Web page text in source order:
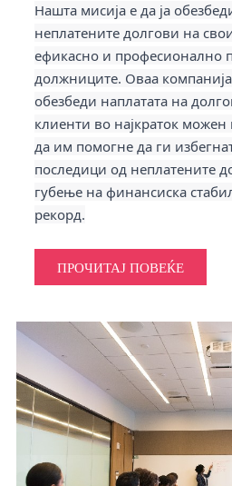
Нашта мисија е да ја
неплатените долгови на
ефикасно и професионално
должниците. Оваа компанија
обезбеди наплатата на
клиенти во најкраток
да им помогне да ги
последици од неплатените
губење на финансиска
рекорд.
ПРОЧИТАЈ ПОВЕЌЕ